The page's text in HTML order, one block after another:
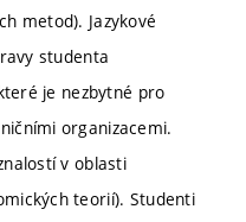
metod). Jazykové
studenta
je nezbytné pro
organizacemi.
v oblasti
teorií). Studenti